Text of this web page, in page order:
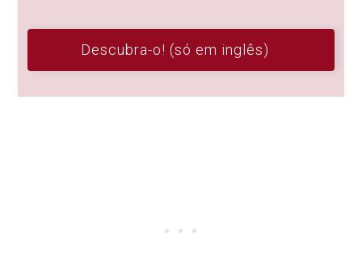
Descubra-o! (só em inglês)